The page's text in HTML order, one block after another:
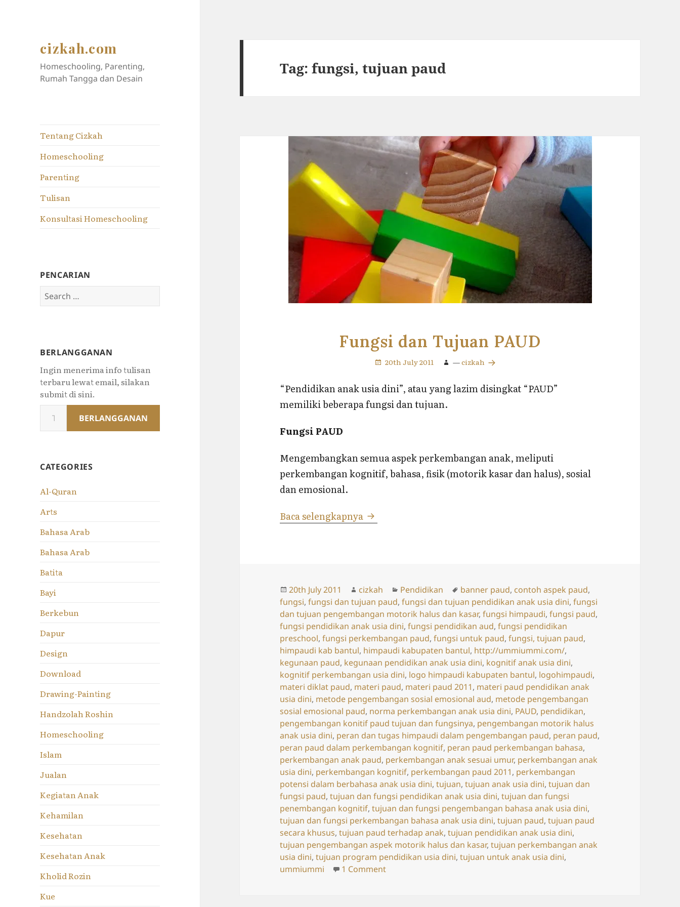
cizkah.com
Homeschooling, Parenting,
Rumah Tangga dan Desain
Tentang Cizkah
Homeschooling
Parenting
Tulisan
Konsultasi Homeschooling
PENCARIAN
Search
for:
BERLANGGANAN
Ingin menerima info tulisan
terbaru lewat email, silakan
submit di sini.
your
email…
BERLANGGANAN
CATEGORIES
Al-Quran
Arts
Bahasa Arab
Bahasa Arab
Batita
Bayi
Berkebun
Dapur
Design
Download
Drawing-Painting
Handzolah Roshin
Homeschooling
Islam
Jualan
Kegiatan Anak
Kehamilan
Kesehatan
Kesehatan Anak
Kholid Rozin
Kue
Tag:fungsi, tujuan paud
Fungsi dan Tujuan PAUD
20th July 2011 —cizkah
“Pendidikan anak usia dini”, atau yang lazim disingkat “PAUD”
memiliki beberapa fungsi dan tujuan.
Fungsi PAUD
Mengembangkan semua aspek perkembangan anak, meliputi
perkembangan kognitif, bahasa, fisik (motorik kasar dan halus), sosial
dan emosional.
Baca selengkapnya Fungsi dan Tujuan PAUD
Posted
on
20th July 2011 Author
cizkah Categories
Pendidikan Tags
banner paud, contoh aspek paud,
fungsi,fungsi dan tujuan paud,fungsi dan tujuan pendidikan anak usia dini,fungsi
dan tujuan pengembangan motorik halus dan kasar,fungsi himpaudi,fungsi paud,
fungsi pendidikan anak usia dini,fungsi pendidikan aud,fungsi pendidikan
preschool,fungsi perkembangan paud,fungsi untuk paud,fungsi, tujuan paud,
himpaudi kab bantul, himpaudi kabupaten bantul, http://ummiummi.com/,
kegunaan paud, kegunaan pendidikan anak usia dini, kognitif anak usia dini,
kognitif perkembangan usia dini, logo himpaudi kabupaten bantul, logohimpaudi,
materi diklat paud, materi paud, materi paud 2011, materi paud pendidikan anak
usia dini, metode pengembangan sosial emosional aud, metode pengembangan
sosial emosional paud, norma perkembangan anak usia dini, PAUD, pendidikan,
pengembangan konitif paud tujuan dan fungsinya, pengembangan motorik halus
anak usia dini, peran dan tugas himpaudi dalam pengembangan paud, peran paud,
peran paud dalam perkembangan kognitif, peran paud perkembangan bahasa,
perkembangan anak paud, perkembangan anak sesuai umur, perkembangan anak
usia dini, perkembangan kognitif, perkembangan paud 2011, perkembangan
potensi dalam berbahasa anak usia dini,tujuan,tujuan anak usia dini,tujuan dan
fungsi paud,tujuan dan fungsi pendidikan anak usia dini,tujuan dan fungsi
penembangan kognitif,tujuan dan fungsi pengembangan bahasa anak usia dini,
tujuan dan fungsi perkembangan bahasa anak usia dini,tujuan paud,tujuan paud
secara khusus,tujuan paud terhadap anak,tujuan pendidikan anak usia dini,
tujuan pengembangan aspek motorik halus dan kasar,tujuan perkembangan anak
usia dini,tujuan program pendidikan usia dini,tujuan untuk anak usia dini,
ummiummi
1 Commenton Fungsi dan Tujuan PAUD